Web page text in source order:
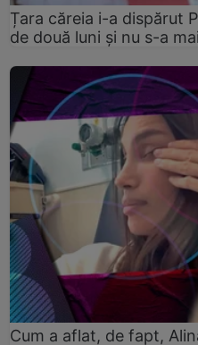
Țara căreia i-a dispărut
de două luni și nu s-a
Cum a aflat, de fapt,